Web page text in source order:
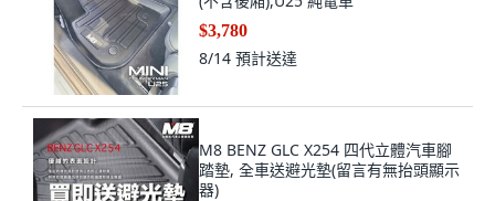
$3,780
8/14 預計送達
M8 BENZ GLC X254 四代立體汽車腳
踏墊, 全車送避光墊(留言有無抬頭顯示
器)